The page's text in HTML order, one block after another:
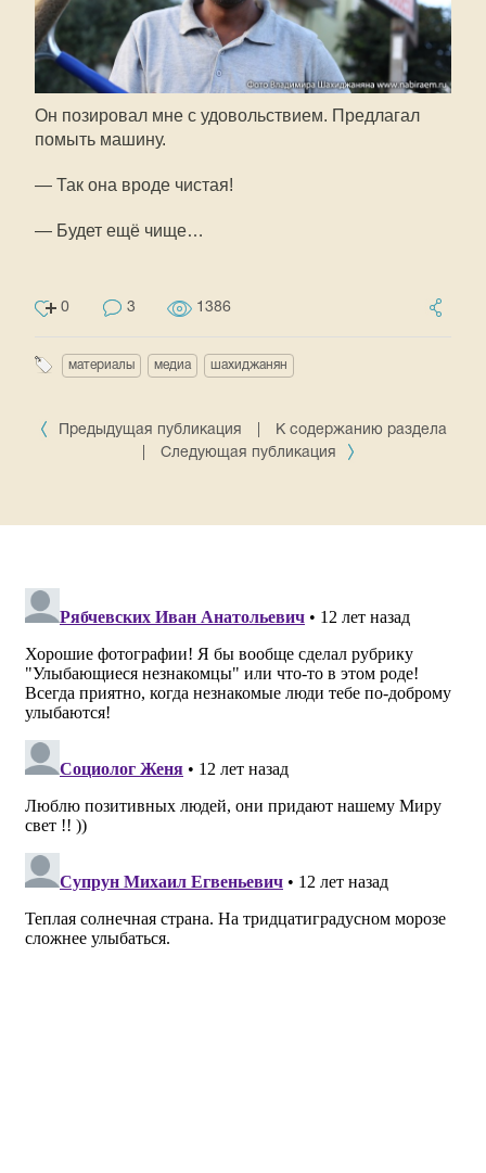
Он позировал мне с удовольствием. Предлагал
помыть машину.
— Так она вроде чистая!
— Будет ещё чище…
0 3 1386
материалы медиа шахиджанян
Предыдущая публикация
К содержанию раздела
Следующая публикация